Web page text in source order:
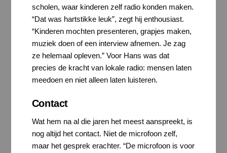
scholen, waar kinderen zelf radio konden maken.
“Dat was hartstikke leuk”, zegt hij enthousiast.
“Kinderen mochten presenteren, grapjes maken,
muziek doen of een interview afnemen. Je zag
ze helemaal opleven.” Voor Hans was dat
precies de kracht van lokale radio: mensen laten
meedoen en niet alleen laten luisteren.
Contact
Wat hem na al die jaren het meest aanspreekt, is
nog altijd het contact. Niet de microfoon zelf,
maar het gesprek erachter. “De microfoon is voor